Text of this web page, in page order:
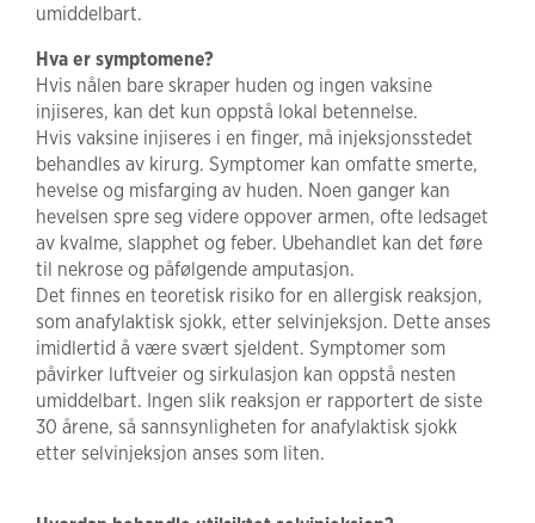
umiddelbart.
Hva er symptomene?
Hvis nålen bare skraper huden og ingen vaksine
injiseres, kan det kun oppstå lokal betennelse.
Hvis vaksine injiseres i en finger, må injeksjonsstedet
behandles av kirurg. Symptomer kan omfatte smerte,
hevelse og misfarging av huden. Noen ganger kan
hevelsen spre seg videre oppover armen, ofte ledsaget
av kvalme, slapphet og feber. Ubehandlet kan det føre
til nekrose og påfølgende amputasjon.
Det finnes en teoretisk risiko for en allergisk reaksjon,
som anafylaktisk sjokk, etter selvinjeksjon. Dette anses
imidlertid å være svært sjeldent. Symptomer som
påvirker luftveier og sirkulasjon kan oppstå nesten
umiddelbart. Ingen slik reaksjon er rapportert de siste
30 årene, så sannsynligheten for anafylaktisk sjokk
etter selvinjeksjon anses som liten.